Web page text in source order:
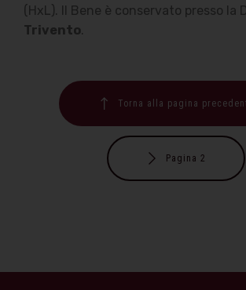
(HxL). Il Bene è conservato presso la
Trivento.
Torna alla pagina
Pagina 2